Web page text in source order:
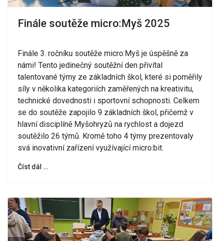
Finále soutěže micro:Myš 2025
Finále 3. ročníku soutěže micro:Myš je úspěšně za
námi! Tento jedinečný soutěžní den přivítal
talentované týmy ze základních škol, které si poměřily
síly v několika kategoriích zaměřených na kreativitu,
technické dovednosti i sportovní schopnosti. Celkem
se do soutěže zapojilo 9 základních škol, přičemž v
hlavní disciplíně Myšohryzů na rychlost a dojezd
soutěžilo 26 týmů. Kromě toho 4 týmy prezentovaly
svá inovativní zařízení využívající micro:bit.
Číst dál …